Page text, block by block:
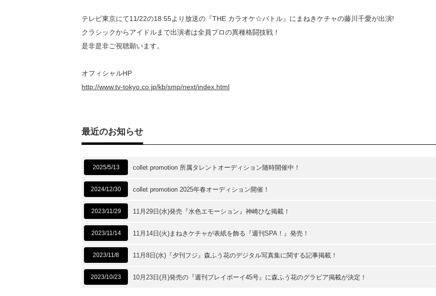
テレビ東京にて11/22の18:55より放送の『THE カラオケ☆バトル』にまねきケチャの藤川千愛が出演!
クラシックからアイドルまで出演者は全員プロの異種格闘技戦！
是非是非ご視聴願います。
オフィシャルHP
http://www.tv-tokyo.co.jp/kb/smp/next/index.html
最近のお知らせ
2025/5/13 collet promotion 所属タレントオーディション随時開催中！
2024/12/30 collet promotion 2025年春オーディション開催！
2023/11/29 11月29日(水)発売『水色エモーション』神崎ひな掲載！
2023/11/14 11月14日(火)まねきケチャが表紙を飾る『週刊SPA！』発売！
2023/11/8 11月8日(水)『夕刊フジ』森ふう花のデジタル写真集に関する記事掲載！
2023/10/23 10月23日(月)発売の『週刊プレイボーイ45号』に森ふう花のグラビア掲載が決定！